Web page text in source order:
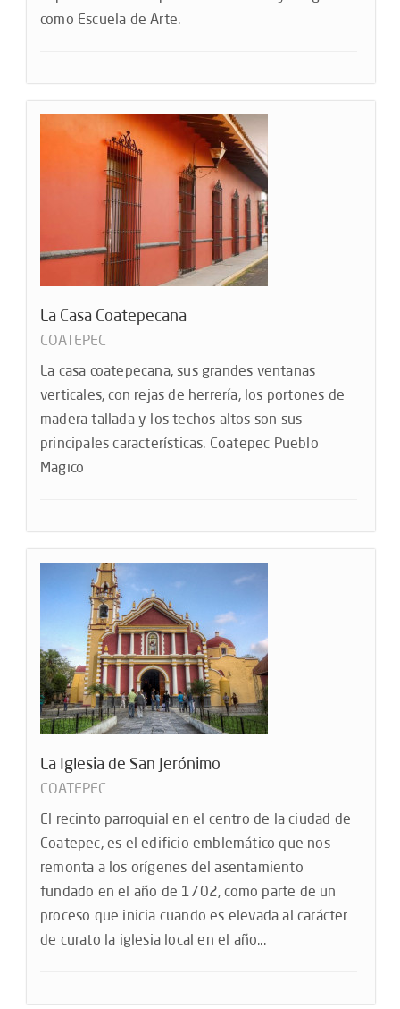
como Escuela de Arte.
La Casa Coatepecana
COATEPEC
La casa coatepecana, sus grandes ventanas
verticales, con rejas de herrería, los portones de
madera tallada y los techos altos son sus
principales características. Coatepec Pueblo
Magico
La Iglesia de San Jerónimo
COATEPEC
El recinto parroquial en el centro de la ciudad de
Coatepec, es el edificio emblemático que nos
remonta a los orígenes del asentamiento
fundado en el año de 1702, como parte de un
proceso que inicia cuando es elevada al carácter
de curato la iglesia local en el año...